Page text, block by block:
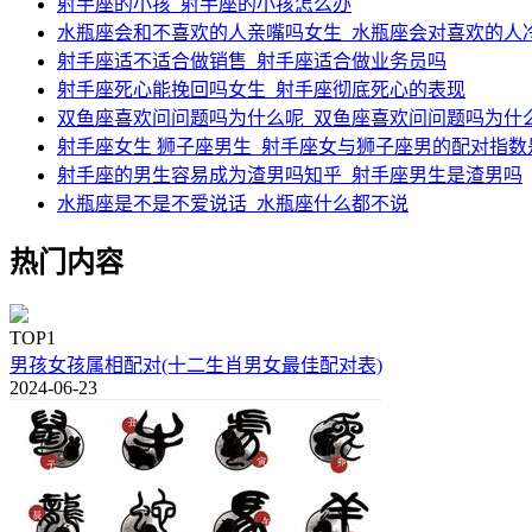
水瓶座会和不喜欢的人亲嘴吗女生_水瓶座会对喜欢的人
射手座适不适合做销售_射手座适合做业务员吗
射手座死心能挽回吗女生_射手座彻底死心的表现
双鱼座喜欢问问题吗为什么呢_双鱼座喜欢问问题吗为什
射手座女生 狮子座男生_射手座女与狮子座男的配对指数
射手座的男生容易成为渣男吗知乎_射手座男生是渣男吗
水瓶座是不是不爱说话_水瓶座什么都不说
热门内容
TOP1
男孩女孩属相配对(十二生肖男女最佳配对表)
2024-06-23